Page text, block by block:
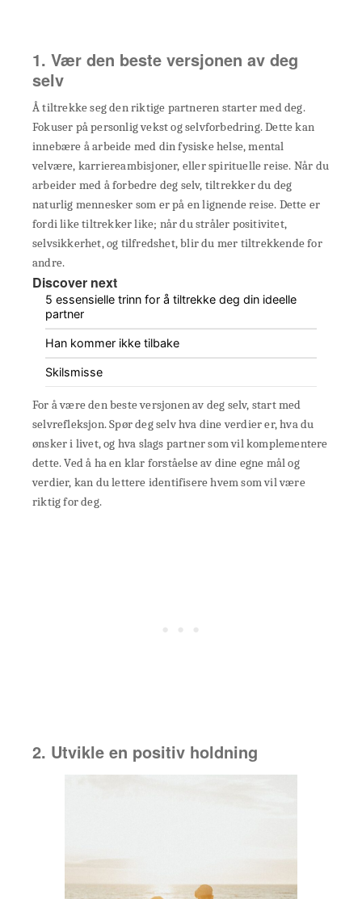
1. Vær den beste versjonen av deg
selv
Å tiltrekke seg den riktige partneren starter med deg.
Fokuser på personlig vekst og selvforbedring. Dette kan
innebære å arbeide med din fysiske helse, mental
velvære, karriereambisjoner, eller spirituelle reise. Når du
arbeider med å forbedre deg selv, tiltrekker du deg
naturlig mennesker som er på en lignende reise. Dette er
fordi like tiltrekker like; når du stråler positivitet,
selvsikkerhet, og tilfredshet, blir du mer tiltrekkende for
andre.
Discover next
5 essensielle trinn for å tiltrekke deg din ideelle
partner
Han kommer ikke tilbake
Skilsmisse
For å være den beste versjonen av deg selv, start med
selvrefleksjon. Spør deg selv hva dine verdier er, hva du
ønsker i livet, og hva slags partner som vil komplementere
dette. Ved å ha en klar forståelse av dine egne mål og
verdier, kan du lettere identifisere hvem som vil være
riktig for deg.
2. Utvikle en positiv holdning